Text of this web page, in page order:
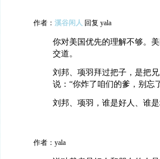
作者： 溪谷闲人 回复 yala
你对美国优先的理解不够。
交道。
刘邦、项羽拜过把子，是把
说：“你炸了咱们的爹，别忘
刘邦、项羽，谁是好人、谁是
作者：yala